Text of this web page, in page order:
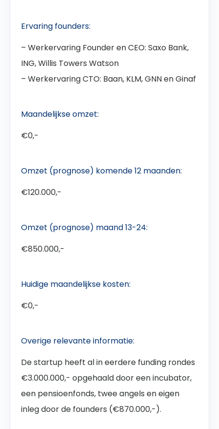
Ervaring founders:
– Werkervaring Founder en CEO: Saxo Bank,
ING, Willis Towers Watson
– Werkervaring CTO: Baan, KLM, GNN en Ginaf
Maandelijkse omzet:
€0,-
Omzet (prognose) komende 12 maanden:
€120.000,-
Omzet (prognose) maand 13-24:
€850.000,-
Huidige maandelijkse kosten:
€0,-
Overige relevante informatie:
De startup heeft al in eerdere funding rondes
€3.000.000,- opgehaald door een incubator,
een pensioenfonds, twee angels en eigen
inleg door de founders (€870.000,-).